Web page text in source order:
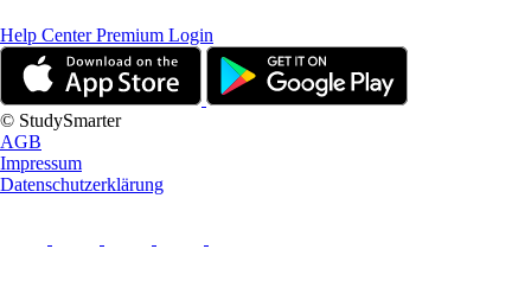
Help CenterPremium Login
© StudySmarter
AGB
Impressum
Datenschutzerklärung